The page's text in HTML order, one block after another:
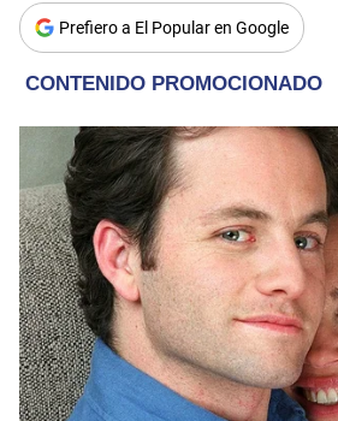
Prefiero a El Popular en Google